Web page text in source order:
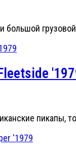
большой
пикапы,